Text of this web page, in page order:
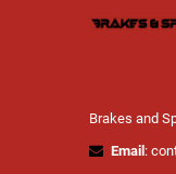
Brakes and
Email :